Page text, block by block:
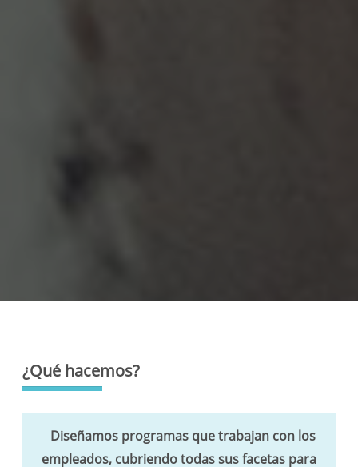
¿Qué hacemos?
Diseñamos programas que trabajan con los
empleados, cubriendo todas sus facetas para